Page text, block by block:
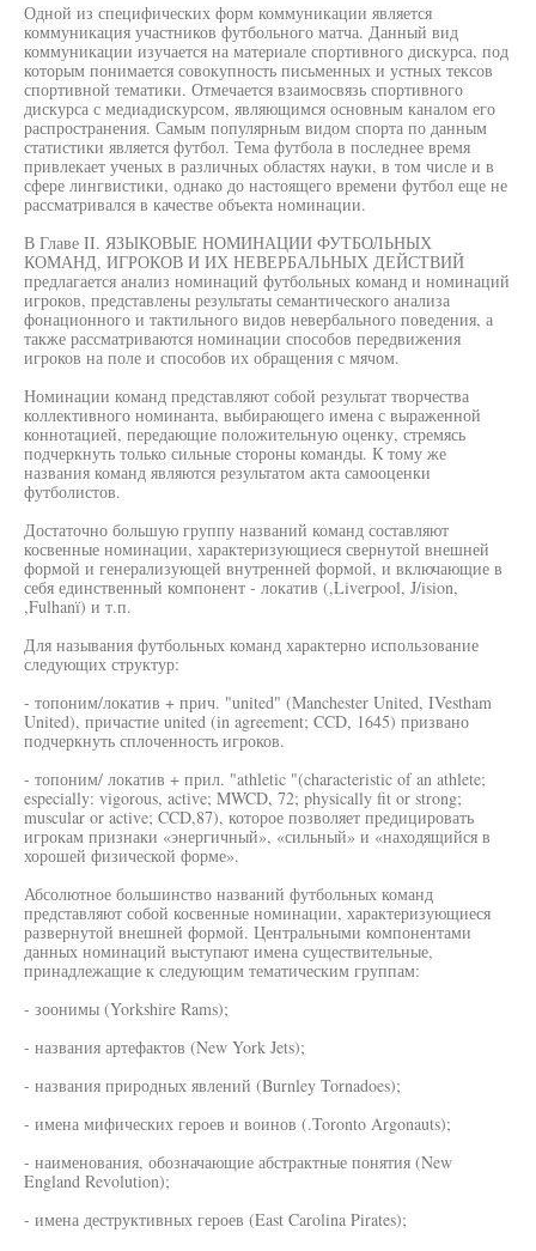
Одной из специфических форм коммуникации является
коммуникация участников футбольного матча. Данный вид
коммуникации изучается на материале спортивного дискурса, под
которым понимается совокупность письменных и устных тексов
спортивной тематики. Отмечается взаимосвязь спортивного
дискурса с медиадискурсом, являющимся основным каналом его
распространения. Самым популярным видом спорта по данным
статистики является футбол. Тема футбола в последнее время
привлекает ученых в различных областях науки, в том числе и в
сфере лингвистики, однако до настоящего времени футбол еще не
рассматривался в качестве объекта номинации.
В Главе II. ЯЗЫКОВЫЕ НОМИНАЦИИ ФУТБОЛЬНЫХ
КОМАНД, ИГРОКОВ И ИХ НЕВЕРБАЛЬНЫХ ДЕЙСТВИЙ
предлагается анализ номинаций футбольных команд и номинаций
игроков, представлены результаты семантического анализа
фонационного и тактильного видов невербального поведения, а
также рассматриваются номинации способов передвижения
игроков на поле и способов их обращения с мячом.
Номинации команд представляют собой результат творчества
коллективного номинанта, выбирающего имена с выраженной
коннотацией, передающие положительную оценку, стремясь
подчеркнуть только сильные стороны команды. К тому же
названия команд являются результатом акта самооценки
футболистов.
Достаточно большую группу названий команд составляют
косвенные номинации, характеризующиеся свернутой внешней
формой и генерализующей внутренней формой, и включающие в
себя единственный компонент - локатив (,Liverpool, J/ision,
,Fulhanï) и т.п.
Для называния футбольных команд характерно использование
следующих структур:
- топоним/локатив + прич. "united" (Manchester United, IVestham
United), причастие united (in agreement; CCD, 1645) призвано
подчеркнуть сплоченность игроков.
- топоним/ локатив + прил. "athletic "(characteristic of an athlete;
especially: vigorous, active; MWCD, 72; physically fit or strong;
muscular or active; CCD,87), которое позволяет предицировать
игрокам признаки «энергичный», «сильный» и «находящийся в
хорошей физической форме».
Абсолютное большинство названий футбольных команд
представляют собой косвенные номинации, характеризующиеся
развернутой внешней формой. Центральными компонентами
данных номинаций выступают имена существительные,
принадлежащие к следующим тематическим группам:
- зоонимы (Yorkshire Rams);
- названия артефактов (New York Jets);
- названия природных явлений (Burnley Tornadoes);
- имена мифических героев и воинов (.Toronto Argonauts);
- наименования, обозначающие абстрактные понятия (New
England Revolution);
- имена деструктивных героев (East Carolina Pirates);